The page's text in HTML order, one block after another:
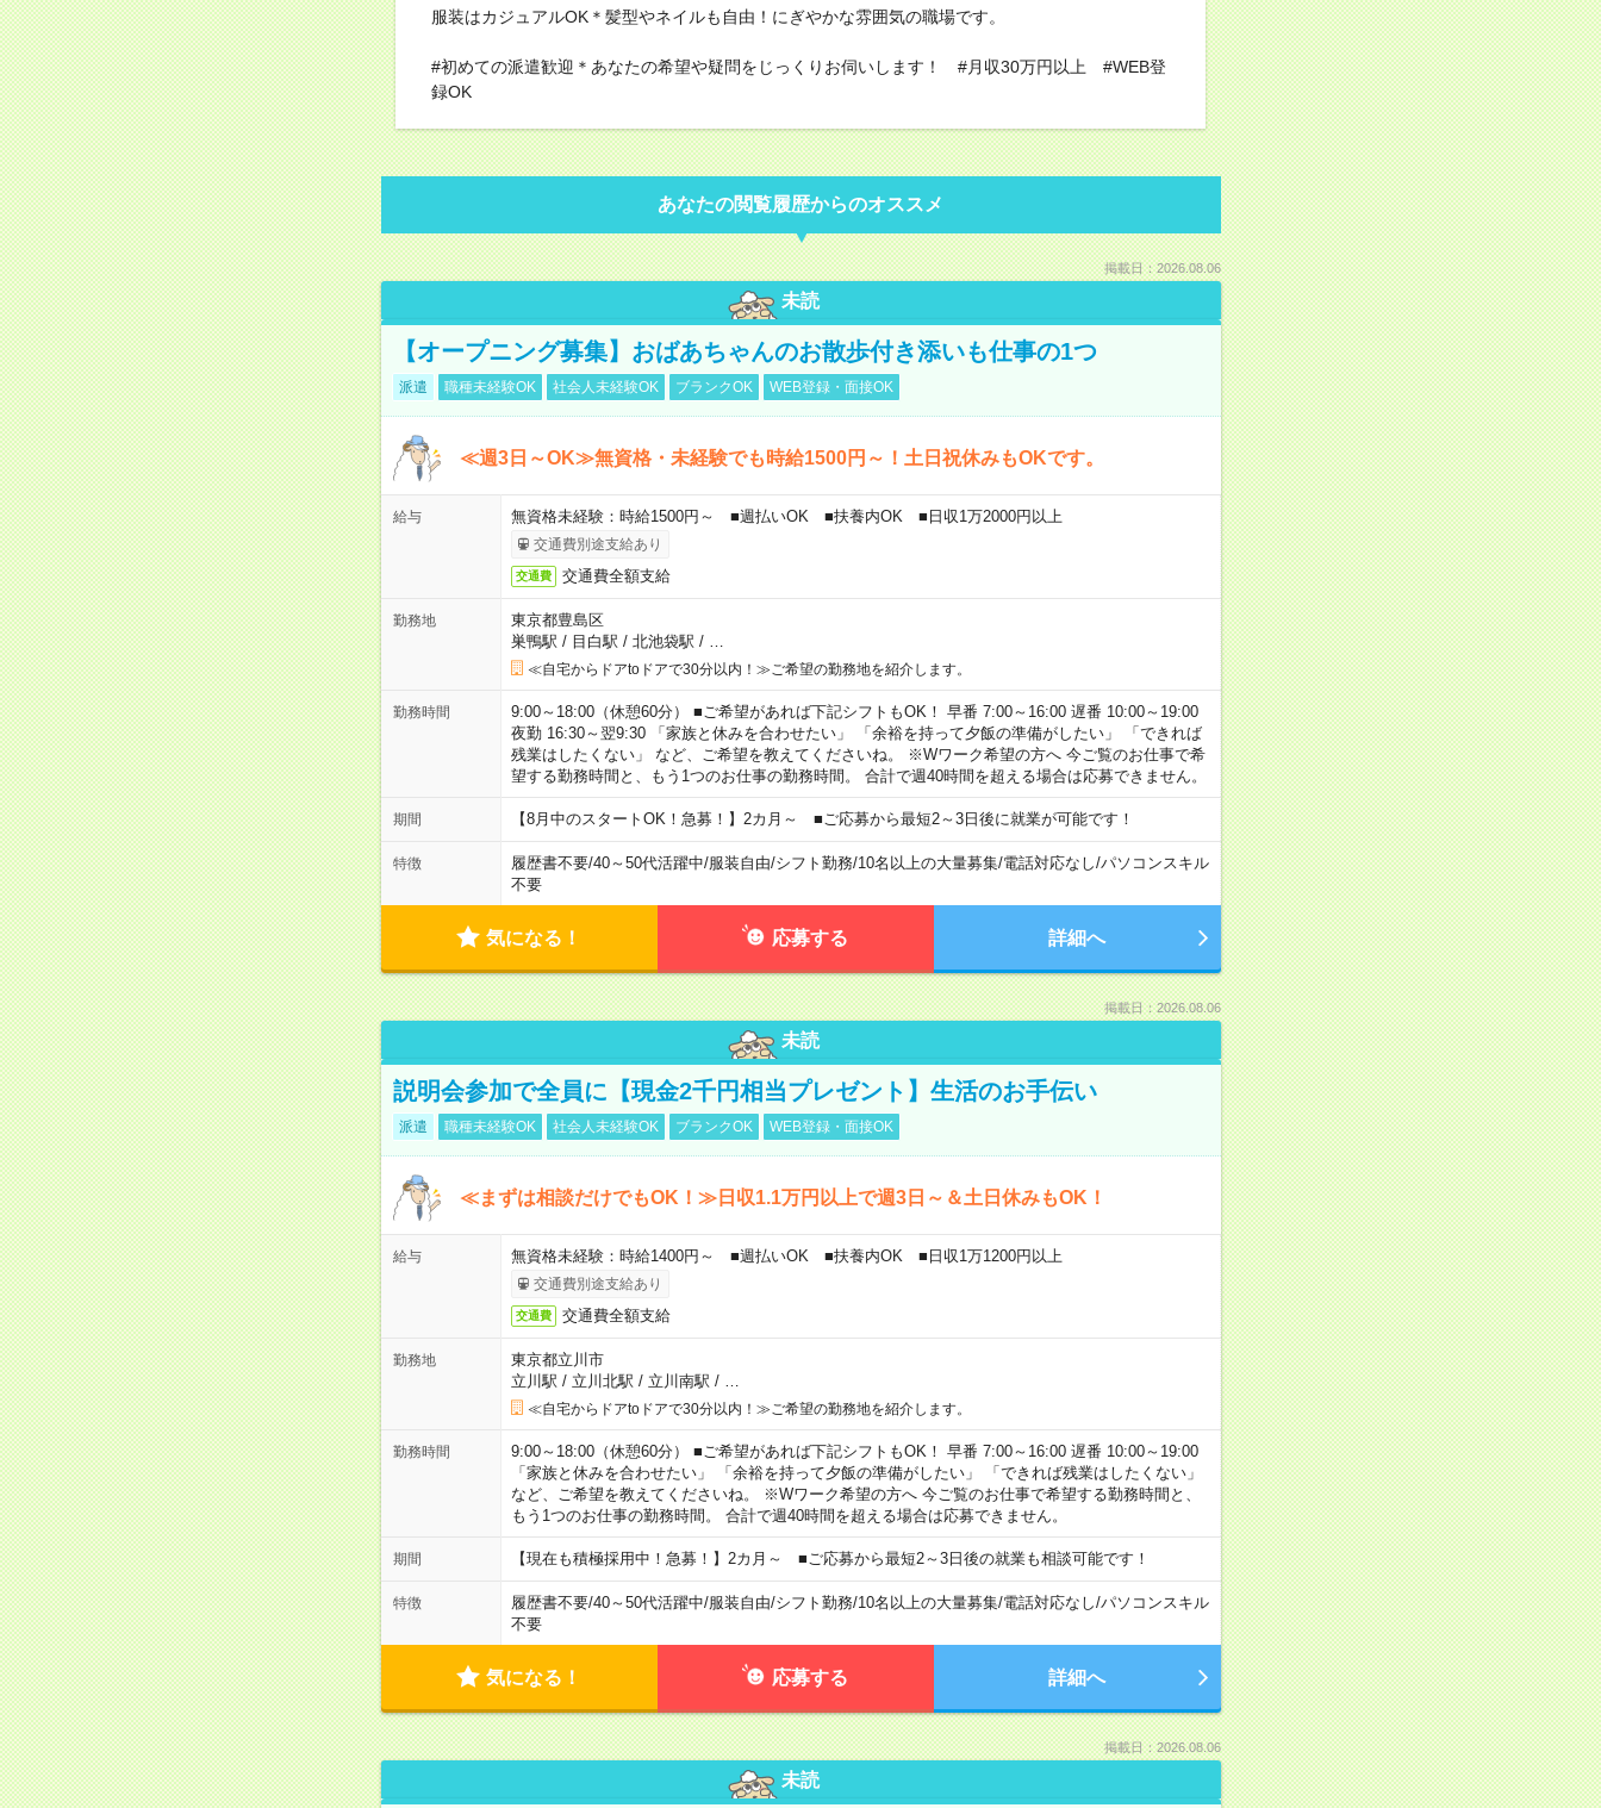
服装はカジュアルOK＊髪型やネイルも自由！にぎやかな雰囲気の職場です。
#初めての派遣歓迎＊あなたの希望や疑問をじっくりお伺いします！ #月収30万円以上 #WEB登
録OK
あなたの閲覧履歴からのオススメ
掲載日：2026.08.06
未読
【オープニング募集】おばあちゃんのお散歩付き添いも仕事の1つ
派遣 職種未経験OK 社会人未経験OK ブランクOK WEB登録・面接OK
≪週3日～OK≫無資格・未経験でも時給1500円～！土日祝休みもOKです。
給与 無資格未経験：時給1500円～ ■週払いOK ■扶養内OK ■日収1万2000円以上
交通費別途支給あり
交通費 交通費全額支給
勤務地
東京都豊島区
巣鴨駅 / 目白駅 / 北池袋駅 /
≪自宅からドアtoドアで30分以内！≫ご希望の勤務地を紹介します。
勤務時間
9:00～18:00（休憩60分） ■ご希望があれば下記シフトもOK！ 早番 7:00～16:00 遅番 10:00～19:00
夜勤 16:30～翌9:30 「家族と休みを合わせたい」 「余裕を持って夕飯の準備がしたい」 「できれば
残業はしたくない」 など、ご希望を教えてくださいね。 ※Wワーク希望の方へ 今ご覧のお仕事で希
望する勤務時間と、もう1つのお仕事の勤務時間。 合計で週40時間を超える場合は応募できません。
期間 【8月中のスタートOK！急募！】2カ月～ ■ご応募から最短2～3日後に就業が可能です！
特徴 履歴書不要/40～50代活躍中/服装自由/シフト勤務/10名以上の大量募集/電話対応なし/パソコンスキル
不要
気になる！ 応募する 詳細へ
掲載日：2026.08.06
未読
説明会参加で全員に【現金2千円相当プレゼント】生活のお手伝い
派遣 職種未経験OK 社会人未経験OK ブランクOK WEB登録・面接OK
≪まずは相談だけでもOK！≫日収1.1万円以上で週3日～＆土日休みもOK！
給与 無資格未経験：時給1400円～ ■週払いOK ■扶養内OK ■日収1万1200円以上
交通費別途支給あり
交通費 交通費全額支給
勤務地
東京都立川市
立川駅 / 立川北駅 / 立川南駅 /
≪自宅からドアtoドアで30分以内！≫ご希望の勤務地を紹介します。
勤務時間
9:00～18:00（休憩60分） ■ご希望があれば下記シフトもOK！ 早番 7:00～16:00 遅番 10:00～19:00
「家族と休みを合わせたい」 「余裕を持って夕飯の準備がしたい」 「できれば残業はしたくない」
など、ご希望を教えてくださいね。 ※Wワーク希望の方へ 今ご覧のお仕事で希望する勤務時間と、
もう1つのお仕事の勤務時間。 合計で週40時間を超える場合は応募できません。
期間 【現在も積極採用中！急募！】2カ月～ ■ご応募から最短2～3日後の就業も相談可能です！
特徴 履歴書不要/40～50代活躍中/服装自由/シフト勤務/10名以上の大量募集/電話対応なし/パソコンスキル
不要
気になる！ 応募する 詳細へ
掲載日：2026.08.06
未読